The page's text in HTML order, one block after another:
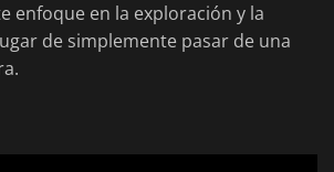
enfoque en la exploración y la
de simplemente pasar de una